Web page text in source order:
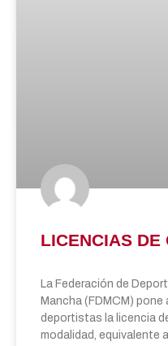
LICENCIAS DE
La Federación de
Mancha (FDMCM)
deportistas la licencia
modalidad, equivalente